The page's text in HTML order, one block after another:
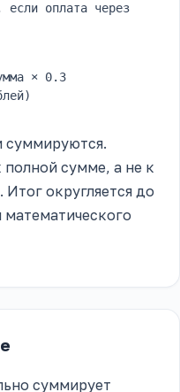
если оплата через
× 0.3
суммируются.
полной сумме, а не к
округляется до
суммирует